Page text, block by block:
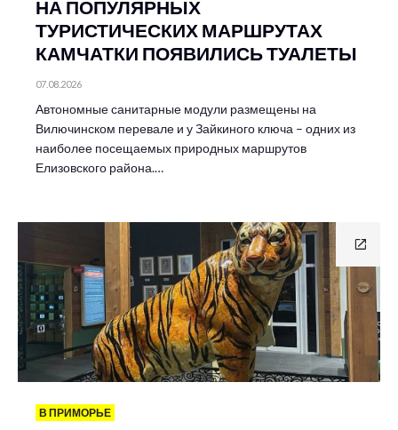
НА ПОПУЛЯРНЫХ
ТУРИСТИЧЕСКИХ МАРШРУТАХ
КАМЧАТКИ ПОЯВИЛИСЬ ТУАЛЕТЫ
07.08.2026
Автономные санитарные модули размещены на
Вилючинском перевале и у Зайкиного ключа – одних из
наиболее посещаемых природных маршрутов
Елизовского района.…
В ПРИМОРЬЕ